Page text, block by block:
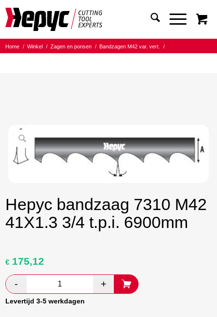
Home / Winkel / Zagen en ponsen / Bandzagen M42 var. vert.
/
Hepyc bandzaag 7310 M42
41X1.3 3/4 t.p.i. 6900mm
Oorspronkelijke
was:
€ 291,87.
€ 175,12
€ 169,28.
Levertijd 3-5 werkdagen